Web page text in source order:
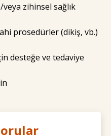
zihinsel sağlık
prosedürler (dikiş, vb.)
desteğe ve tedaviye